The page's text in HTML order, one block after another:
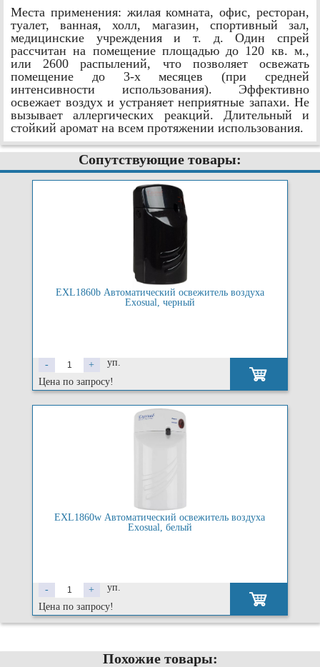
Места применения: жилая комната, офис, ресторан,
туалет, ванная, холл, магазин, спортивный зал,
медицинские учреждения и т. д. Один спрей
рассчитан на помещение площадью до 120 кв. м.,
или 2600 распылений, что позволяет освежать
помещение до 3-х месяцев (при средней
интенсивности использования). Эффективно
освежает воздух и устраняет неприятные запахи. Не
вызывает аллергических реакций. Длительный и
стойкий аромат на всем протяжении использования.
Сопутствующие товары:
EXL1860b Автоматический освежитель воздуха
Exosual, черный
- +
уп.
Цена по запросу!
EXL1860w Автоматический освежитель воздуха
Exosual, белый
- +
уп.
Цена по запросу!
Похожие товары: